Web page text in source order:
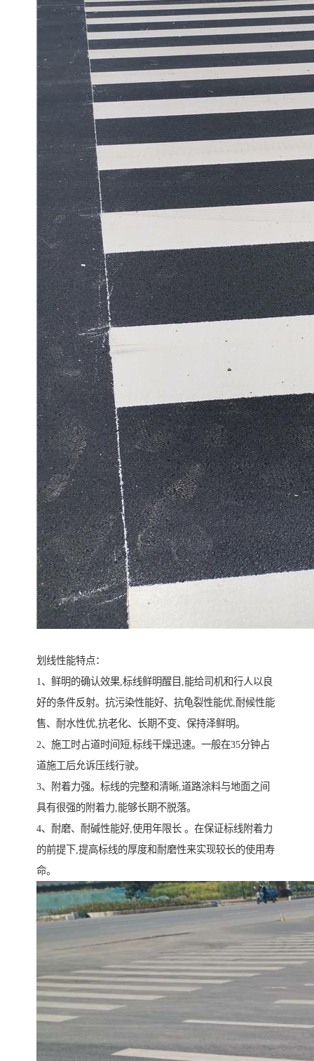
划线性能特点：
1、鲜明的确认效果,标线鲜明醒目,能给司机和行人以良
好的条件反射。抗污染性能好、抗龟裂性能优,耐候性能
售、耐水性优,抗老化、长期不变、保持泽鲜明。
2、施工时占道时间短,标线干燥迅速。一般在35分钟占
道施工后允诉压线行驶。
3、附着力强。标线的完整和清晰,道路涂料与地面之间
具有很强的附着力,能够长期不脱落。
4、耐磨、耐碱性能好,使用年限长 。在保证标线附着力
的前提下,提高标线的厚度和耐磨性来实现较长的使用寿
命。